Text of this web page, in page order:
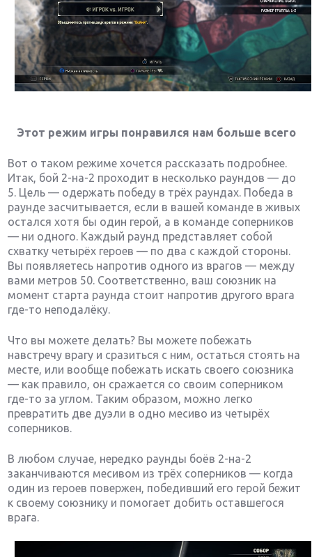
Этот режим игры понравился нам больше всего
Вот о таком режиме хочется рассказать подробнее.
Итак, бой 2-на-2 проходит в несколько раундов — до
5. Цель — одержать победу в трёх раундах. Победа в
раунде засчитывается, если в вашей команде в живых
остался хотя бы один герой, а в команде соперников
— ни одного. Каждый раунд представляет собой
схватку четырёх героев — по два с каждой стороны.
Вы появляетесь напротив одного из врагов — между
вами метров 50. Соответственно, ваш союзник на
момент старта раунда стоит напротив другого врага
где-то неподалёку.
Что вы можете делать? Вы можете побежать
навстречу врагу и сразиться с ним, остаться стоять на
месте, или вообще побежать искать своего союзника
— как правило, он сражается со своим соперником
где-то за углом. Таким образом, можно легко
превратить две дуэли в одно месиво из четырёх
соперников.
В любом случае, нередко раунды боёв 2-на-2
заканчиваются месивом из трёх соперников — когда
один из героев повержен, победивший его герой бежит
к своему союзнику и помогает добить оставшегося
врага.